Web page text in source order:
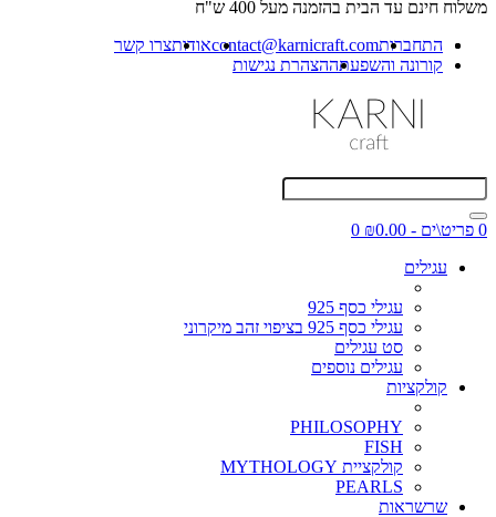
משלוח חינם עד הבית בהזמנה מעל 400 ש"ח
התחברותcontact@karnicraft.comאודותצרו קשר
קורונה והשפעתההצהרת נגישות
0 פריט\ים - ₪0.00
0
עגילים
עגילי כסף 925
עגילי כסף 925 בציפוי זהב מיקרוני
סט עגילים
עגילים נוספים
קולקציות
PHILOSOPHY
FISH
קולקציית MYTHOLOGY
PEARLS
שרשראות